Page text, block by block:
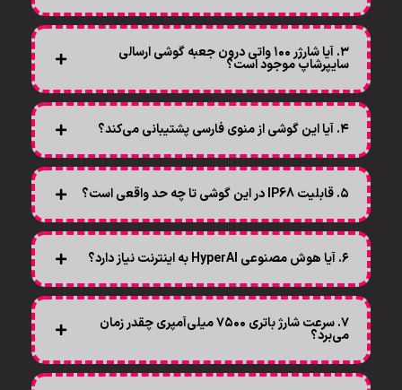
۳. آیا شارژر ۱۰۰ واتی درون جعبه گوشی ارسالی
سایپرشاپ موجود است؟
۴. آیا این گوشی از منوی فارسی پشتیبانی می‌کند؟
۵. قابلیت IP68 در این گوشی تا چه حد واقعی است؟
۶. آیا هوش مصنوعی HyperAI به اینترنت نیاز دارد؟
۷. سرعت شارژ باتری ۷۵۰۰ میلی‌آمپری چقدر زمان
می‌برد؟